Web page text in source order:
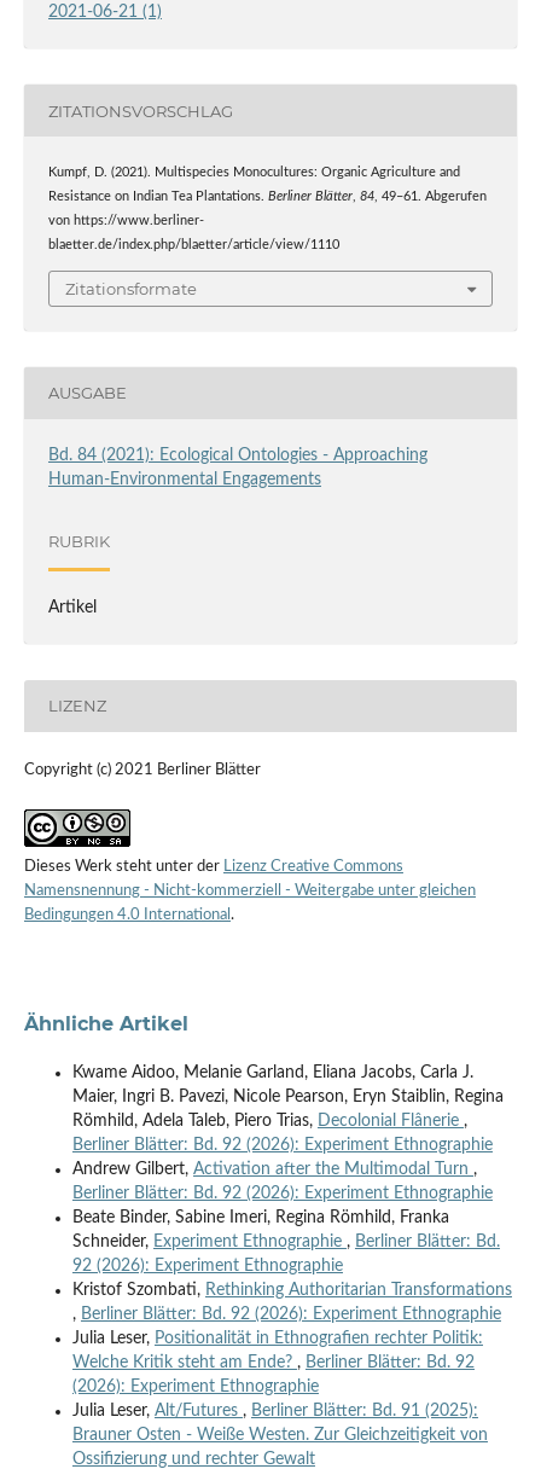
2021-06-21 (1)
ZITATIONSVORSCHLAG
Kumpf, D. (2021). Multispecies Monocultures: Organic Agriculture and
Resistance on Indian Tea Plantations. Berliner Blätter, 84, 49–61. Abgerufen
von https://www.berliner-
blaetter.de/index.php/blaetter/article/view/1110
Zitationsformate
AUSGABE
Bd. 84 (2021): Ecological Ontologies - Approaching
Human-Environmental Engagements
RUBRIK
Artikel
LIZENZ
Copyright (c) 2021 Berliner Blätter
Dieses Werk steht unter der Lizenz Creative Commons
Namensnennung - Nicht-kommerziell - Weitergabe unter gleichen
Bedingungen 4.0 International .
Ähnliche Artikel
Kwame Aidoo, Melanie Garland, Eliana Jacobs, Carla J.
Maier, Ingri B. Pavezi, Nicole Pearson, Eryn Staiblin, Regina
Römhild, Adela Taleb, Piero Trias, Decolonial Flânerie ,
Berliner Blätter: Bd. 92 (2026): Experiment Ethnographie
Andrew Gilbert, Activation after the Multimodal Turn ,
Berliner Blätter: Bd. 92 (2026): Experiment Ethnographie
Beate Binder, Sabine Imeri, Regina Römhild, Franka
Schneider, Experiment Ethnographie , Berliner Blätter: Bd.
92 (2026): Experiment Ethnographie
Kristof Szombati, Rethinking Authoritarian Transformations
, Berliner Blätter: Bd. 92 (2026): Experiment Ethnographie
Julia Leser, Positionalität in Ethnografien rechter Politik:
Welche Kritik steht am Ende? , Berliner Blätter: Bd. 92
(2026): Experiment Ethnographie
Julia Leser, Alt/Futures , Berliner Blätter: Bd. 91 (2025):
Brauner Osten - Weiße Westen. Zur Gleichzeitigkeit von
Ossifizierung und rechter Gewalt